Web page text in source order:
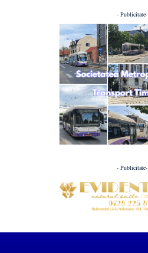
- Publicitate-
- Publicitate-